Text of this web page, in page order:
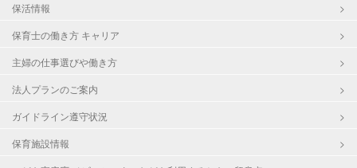
保活情報
保育士の働き方 キャリア
主婦の仕事選びや働き方
法人プランのご案内
ガイドライン遵守状況
保育施設情報